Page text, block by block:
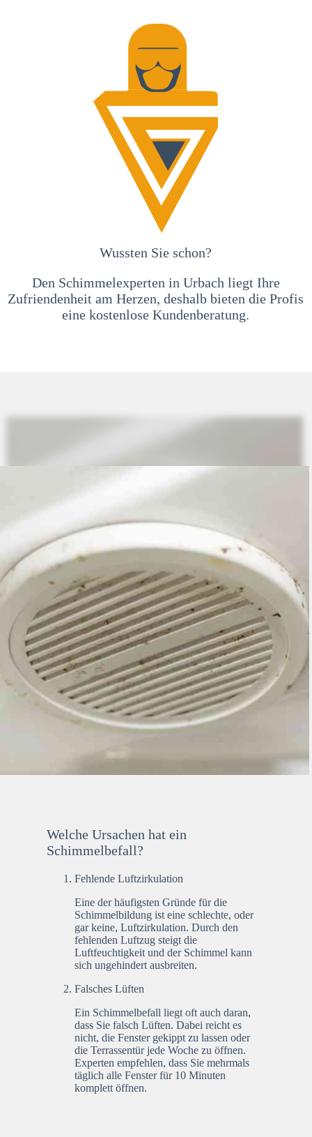
Wussten Sie schon?
Den Schimmelexperten in Urbach liegt Ihre
Zufriendenheit am Herzen, deshalb bieten die Profis
eine kostenlose Kundenberatung.
Welche Ursachen hat ein
Schimmelbefall?
Fehlende Luftzirkulation
Eine der häufigsten Gründe für die
Schimmelbildung ist eine schlechte, oder
gar keine, Luftzirkulation. Durch den
fehlenden Luftzug steigt die
Luftfeuchtigkeit und der Schimmel kann
sich ungehindert ausbreiten.
Falsches Lüften
Ein Schimmelbefall liegt oft auch daran,
dass Sie falsch Lüften. Dabei reicht es
nicht, die Fenster gekippt zu lassen oder
die Terrassentür jede Woche zu öffnen.
Experten empfehlen, dass Sie mehrmals
täglich alle Fenster für 10 Minuten
komplett öffnen.